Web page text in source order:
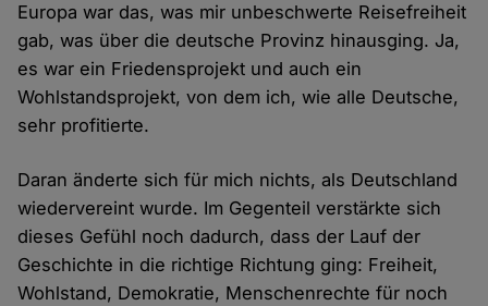
Europa war das, was mir unbeschwerte Reisefreiheit
gab, was über die deutsche Provinz hinausging. Ja,
es war ein Friedensprojekt und auch ein
Wohlstandsprojekt, von dem ich, wie alle Deutsche,
sehr profitierte.
Daran änderte sich für mich nichts, als Deutschland
wiedervereint wurde. Im Gegenteil verstärkte sich
dieses Gefühl noch dadurch, dass der Lauf der
Geschichte in die richtige Richtung ging: Freiheit,
Wohlstand, Demokratie, Menschenrechte für noch